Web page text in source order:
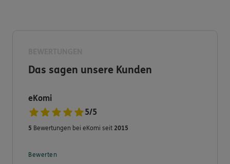
Das sagen unsere Kunden
eKomi
5/5
5 Bewertungen bei eKomi seit 2015
Bewerten